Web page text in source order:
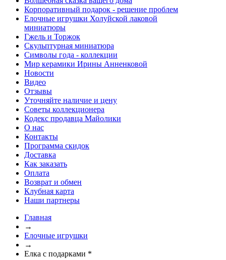
Корпоративный подарок - решение проблем
Елочные игрушки Холуйской лаковой
миниатюры
Гжель и Торжок
Скульптурная миниатюра
Символы года - коллекции
Мир керамики Ирины Анненковой
Новости
Видео
Отзывы
Уточняйте наличие и цену
Советы коллекционера
Кодекс продавца Майолики
О нас
Контакты
Программа скидок
Доставка
Как заказать
Оплата
Возврат и обмен
Клубная карта
Наши партнеры
Главная
→
Елочные игрушки
→
Елка с подарками *